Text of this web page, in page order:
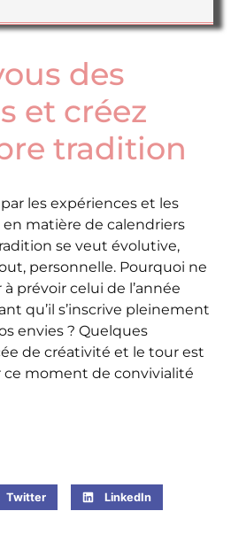
des
et créez
tradition
les expériences et les
matière de calendriers
se veut évolutive,
personnelle. Pourquoi ne
prévoir celui de l’année
qu’il s’inscrive pleinement
envies ? Quelques
de créativité et le tour est
ce moment de convivialité
Twitter LinkedIn